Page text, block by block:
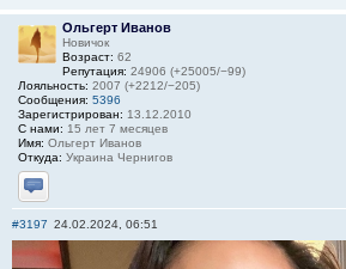
Ольгерт Иванов
Новичок
Возраст: 62
Репутация: 24906 (+25005/−99)
Лояльность: 2007 (+2212/−205)
Сообщения: 5396
Зарегистрирован: 13.12.2010
С нами: 15 лет 7 месяцев
Имя: Ольгерт Иванов
Откуда: Украина Чернигов
Отправить личное сообщение
#3197 24.02.2024, 06:51